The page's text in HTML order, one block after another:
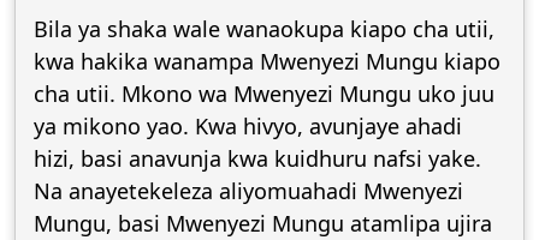
Bila ya shaka wale wanaokupa kiapo cha utii,
kwa hakika wanampa Mwenyezi Mungu kiapo
cha utii. Mkono wa Mwenyezi Mungu uko juu
ya mikono yao. Kwa hivyo, avunjaye ahadi
hizi, basi anavunja kwa kuidhuru nafsi yake.
Na anayetekeleza aliyomuahadi Mwenyezi
Mungu, basi Mwenyezi Mungu atamlipa ujira